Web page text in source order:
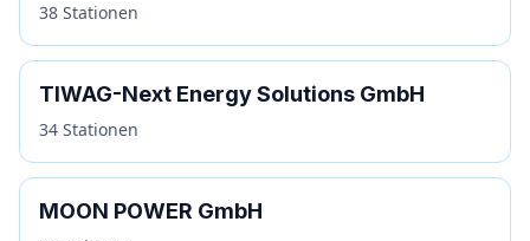
38 Stationen
TIWAG-Next Energy Solutions GmbH
34 Stationen
MOON POWER GmbH